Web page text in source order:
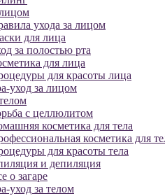
ухода за лицом
для лица
за полостью рта
для лица
для красоты лица
уход за лицом
с целлюлитом
косметика для тела
косметика для
для красоты тела
и депиляция
о загаре
уход за телом